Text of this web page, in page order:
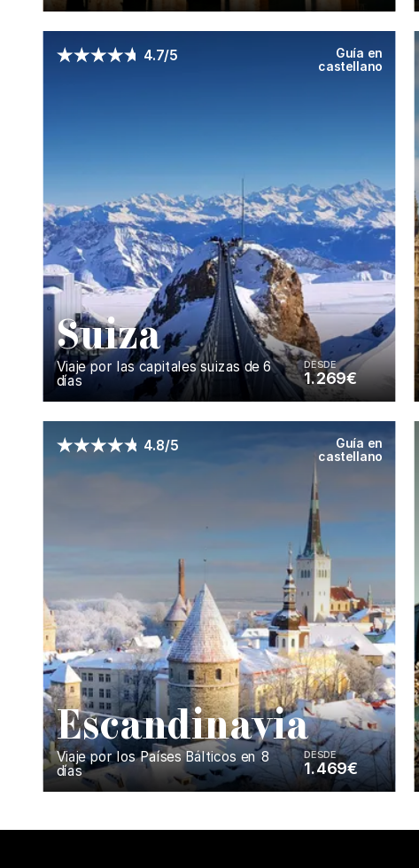
Enséñame más...
4.7/5
Guía en
castellano
Suiza
Viaje por las capitales suizas de 6
días
DESDE
1.269€
Enséñame más...
4.8/5
Guía en
castellano
Escandinavia
Viaje por los Países Bálticos en 8
días
DESDE
1.469€